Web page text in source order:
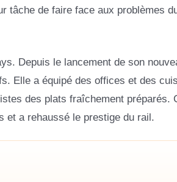
tâche de faire face aux problèmes
Depuis le lancement de son
Elle a équipé des offices et des
des plats fraîchement préparés.
et a rehaussé le prestige du rail.